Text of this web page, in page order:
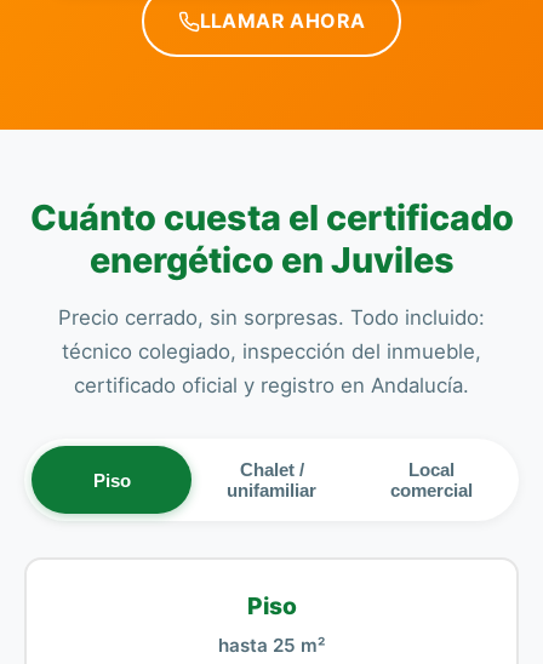
LLAMAR AHORA
Cuánto cuesta el certificado
energético en Juviles
Precio cerrado, sin sorpresas. Todo incluido:
técnico colegiado, inspección del inmueble,
certificado oficial y registro en Andalucía.
Piso
Chalet /
unifamiliar
Local
comercial
Piso
hasta 25 m²